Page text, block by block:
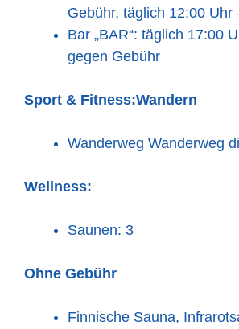
Gebühr, täglich 12:00 Uhr
Bar „BAR“: täglich 17:00
gegen Gebühr
Sport & Fitness:Wandern
Wanderweg Wanderweg
Wellness:
Saunen: 3
Ohne Gebühr
Finnische Sauna,